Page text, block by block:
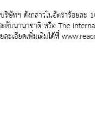
ทฯ ดังกล่าวในอัตราร้อยละ
บนานาชาติ หรือ The
ะเอียดเพิ่มเติมได้ที่